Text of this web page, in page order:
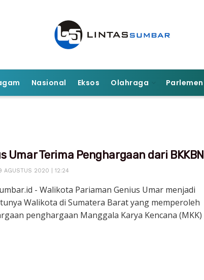
Nasional Eksos Olahraga Parlemen
Umar Terima Penghargaan dari BKKBN
AGUSTUS 2020 | 12:24
- Walikota Pariaman Genius Umar menjadi
Walikota di Sumatera Barat yang memperoleh
penghargaan Manggala Karya Kencana (MKK)